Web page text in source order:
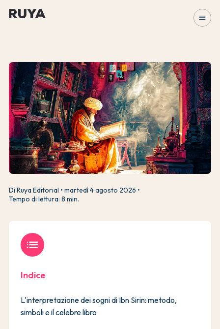
menu
Di Ruya Editorial
martedì 4 agosto 2026
Tempo di lettura: 8 min.
list
Indice
L'interpretazione dei sogni di Ibn Sirin: metodo,
simboli e il celebre libro